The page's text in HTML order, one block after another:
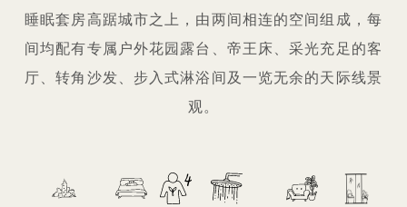
睡眠套房高踞城市之上，由两间相连的空间组成，每
间均配有专属户外花园露台、帝王床、采光充足的客
厅、转角沙发、步入式淋浴间及一览无余的天际线景
观。